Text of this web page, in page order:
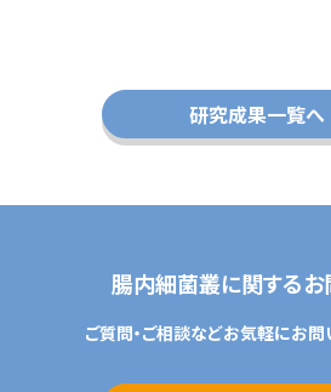
研究成果一覧へ
腸内細菌叢に関する
ご質問・ご相談などお気軽にお問